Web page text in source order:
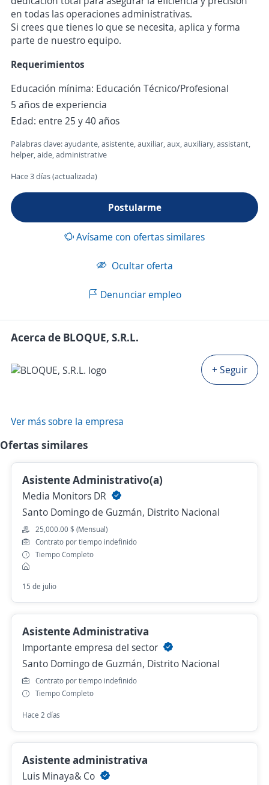
en todas las operaciones administrativas.
Si crees que tienes lo que se necesita, aplica y forma
parte de nuestro equipo.
Requerimientos
Educación mínima: Educación Técnico/Profesional
5 años de experiencia
Edad: entre 25 y 40 años
Palabras clave: ayudante, asistente, auxiliar, aux, auxiliary, assistant,
helper, aide, administrative
Hace 3 días (actualizada)
Postularme
Avísame con ofertas similares
Ocultar oferta
Denunciar empleo
Acerca de BLOQUE, S.R.L.
+ Seguir
Ver más sobre la empresa
Ofertas similares
Asistente Administrativo(a)
Media Monitors DR
Santo Domingo de Guzmán, Distrito Nacional
25,000.00 $ (Mensual)
Contrato por tiempo indefinido
Tiempo Completo
15 de julio
Asistente Administrativa
Importante empresa del sector
Santo Domingo de Guzmán, Distrito Nacional
Contrato por tiempo indefinido
Tiempo Completo
Hace 2 días
Asistente administrativa
Luis Minaya& Co